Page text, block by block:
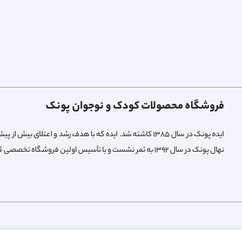
فروشگاه محصولات کودک و نوجوان پونک
ایده پونک در سال ۱۳۸۵ کاشته شد. ایده که با هدف رشد و
نهال پونک در سال ۱۳۹۲ به ثمر نشست و با تأسیس اولین فروشگاه تخصصی کودک و نوجوان میوه داد.